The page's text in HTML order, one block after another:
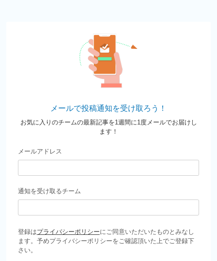
メールで投稿通知を受け取ろう！
お気に入りのチームの最新記事を1週間に1度メールでお届けし
ます！
メールアドレス
通知を受け取るチーム
登録はプライバシーポリシーにご同意いただいたものとみなし
ます。予めプライバシーポリシーをご確認頂いた上でご登録下
さい。